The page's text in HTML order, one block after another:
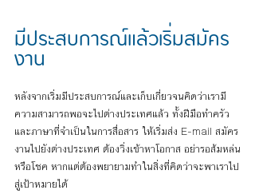
มีประสบการณ์แล้วเริ่มสมัคร
งาน
หลังจากเริ่มมีประสบการณ์และเก็บเกี่ยวจนคิดว่าเรามี
ความสามารถพอจะไปต่างประเทศแล้ว ทั้งฝีมือทำครัว
และภาษาที่จำเป็นในการสื่อสาร ให้เริ่มส่ง E-mail สมัคร
งานไปยังต่างประเทศ ต้องวิ่งเข้าหาโอกาส อย่ารอส้มหล่น
หรือโชค หากแต่ต้องพยายามทำในสิ่งที่คิดว่าจะพาเราไป
สู่เป้าหมายได้